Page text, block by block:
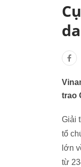
trao
Giải
tổ
lớn
từ